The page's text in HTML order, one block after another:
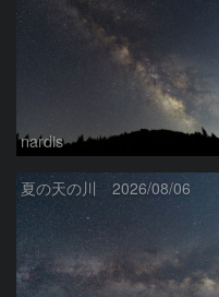
nardis
夏の天の川 2026/08/06